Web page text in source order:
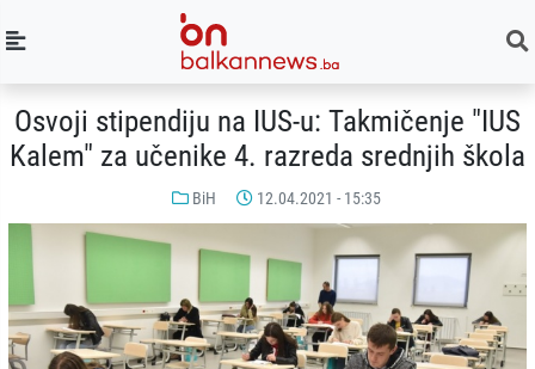
Osvoji stipendiju na IUS-u: Takmičenje "IUS
Kalem" za učenike 4. razreda srednjih škola
BiH 12.04.2021 - 15:35